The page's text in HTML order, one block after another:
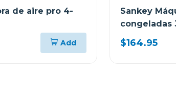
de aire pro 4-
Add
Sankey
congeladas
tactil sl2001
$164.95